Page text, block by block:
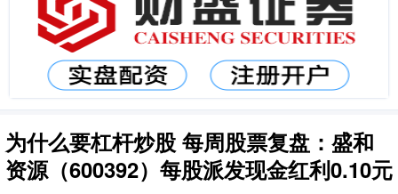
为什么要杠杆炒股 每周股票复盘：盛和
资源（600392）每股派发现金红利0.10元